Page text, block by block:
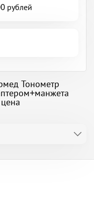
рублей
Тонометр